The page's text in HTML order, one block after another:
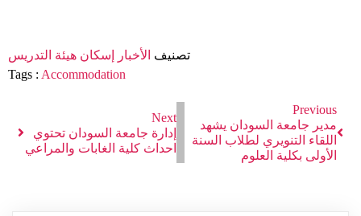
تصنيف الأخبار
إسكان هيئة التدريس
Tags : Accommodation
Previous
مدير جامعة السودان يشهد
اللقاء التنويري لطلاب السنة
الأولى بكلية العلوم
Next
إدارة جامعة السودان تحتوي
احداث كلية الغابات والمراعي